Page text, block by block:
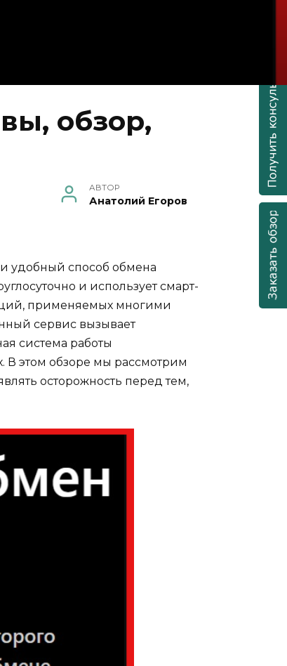
обзор,
АВТОР
Анатолий Егоров
удобный способ обмена
и использует смарт-
применяемых многими
сервис вызывает
система работы
В этом обзоре мы рассмотрим
осторожность перед тем,